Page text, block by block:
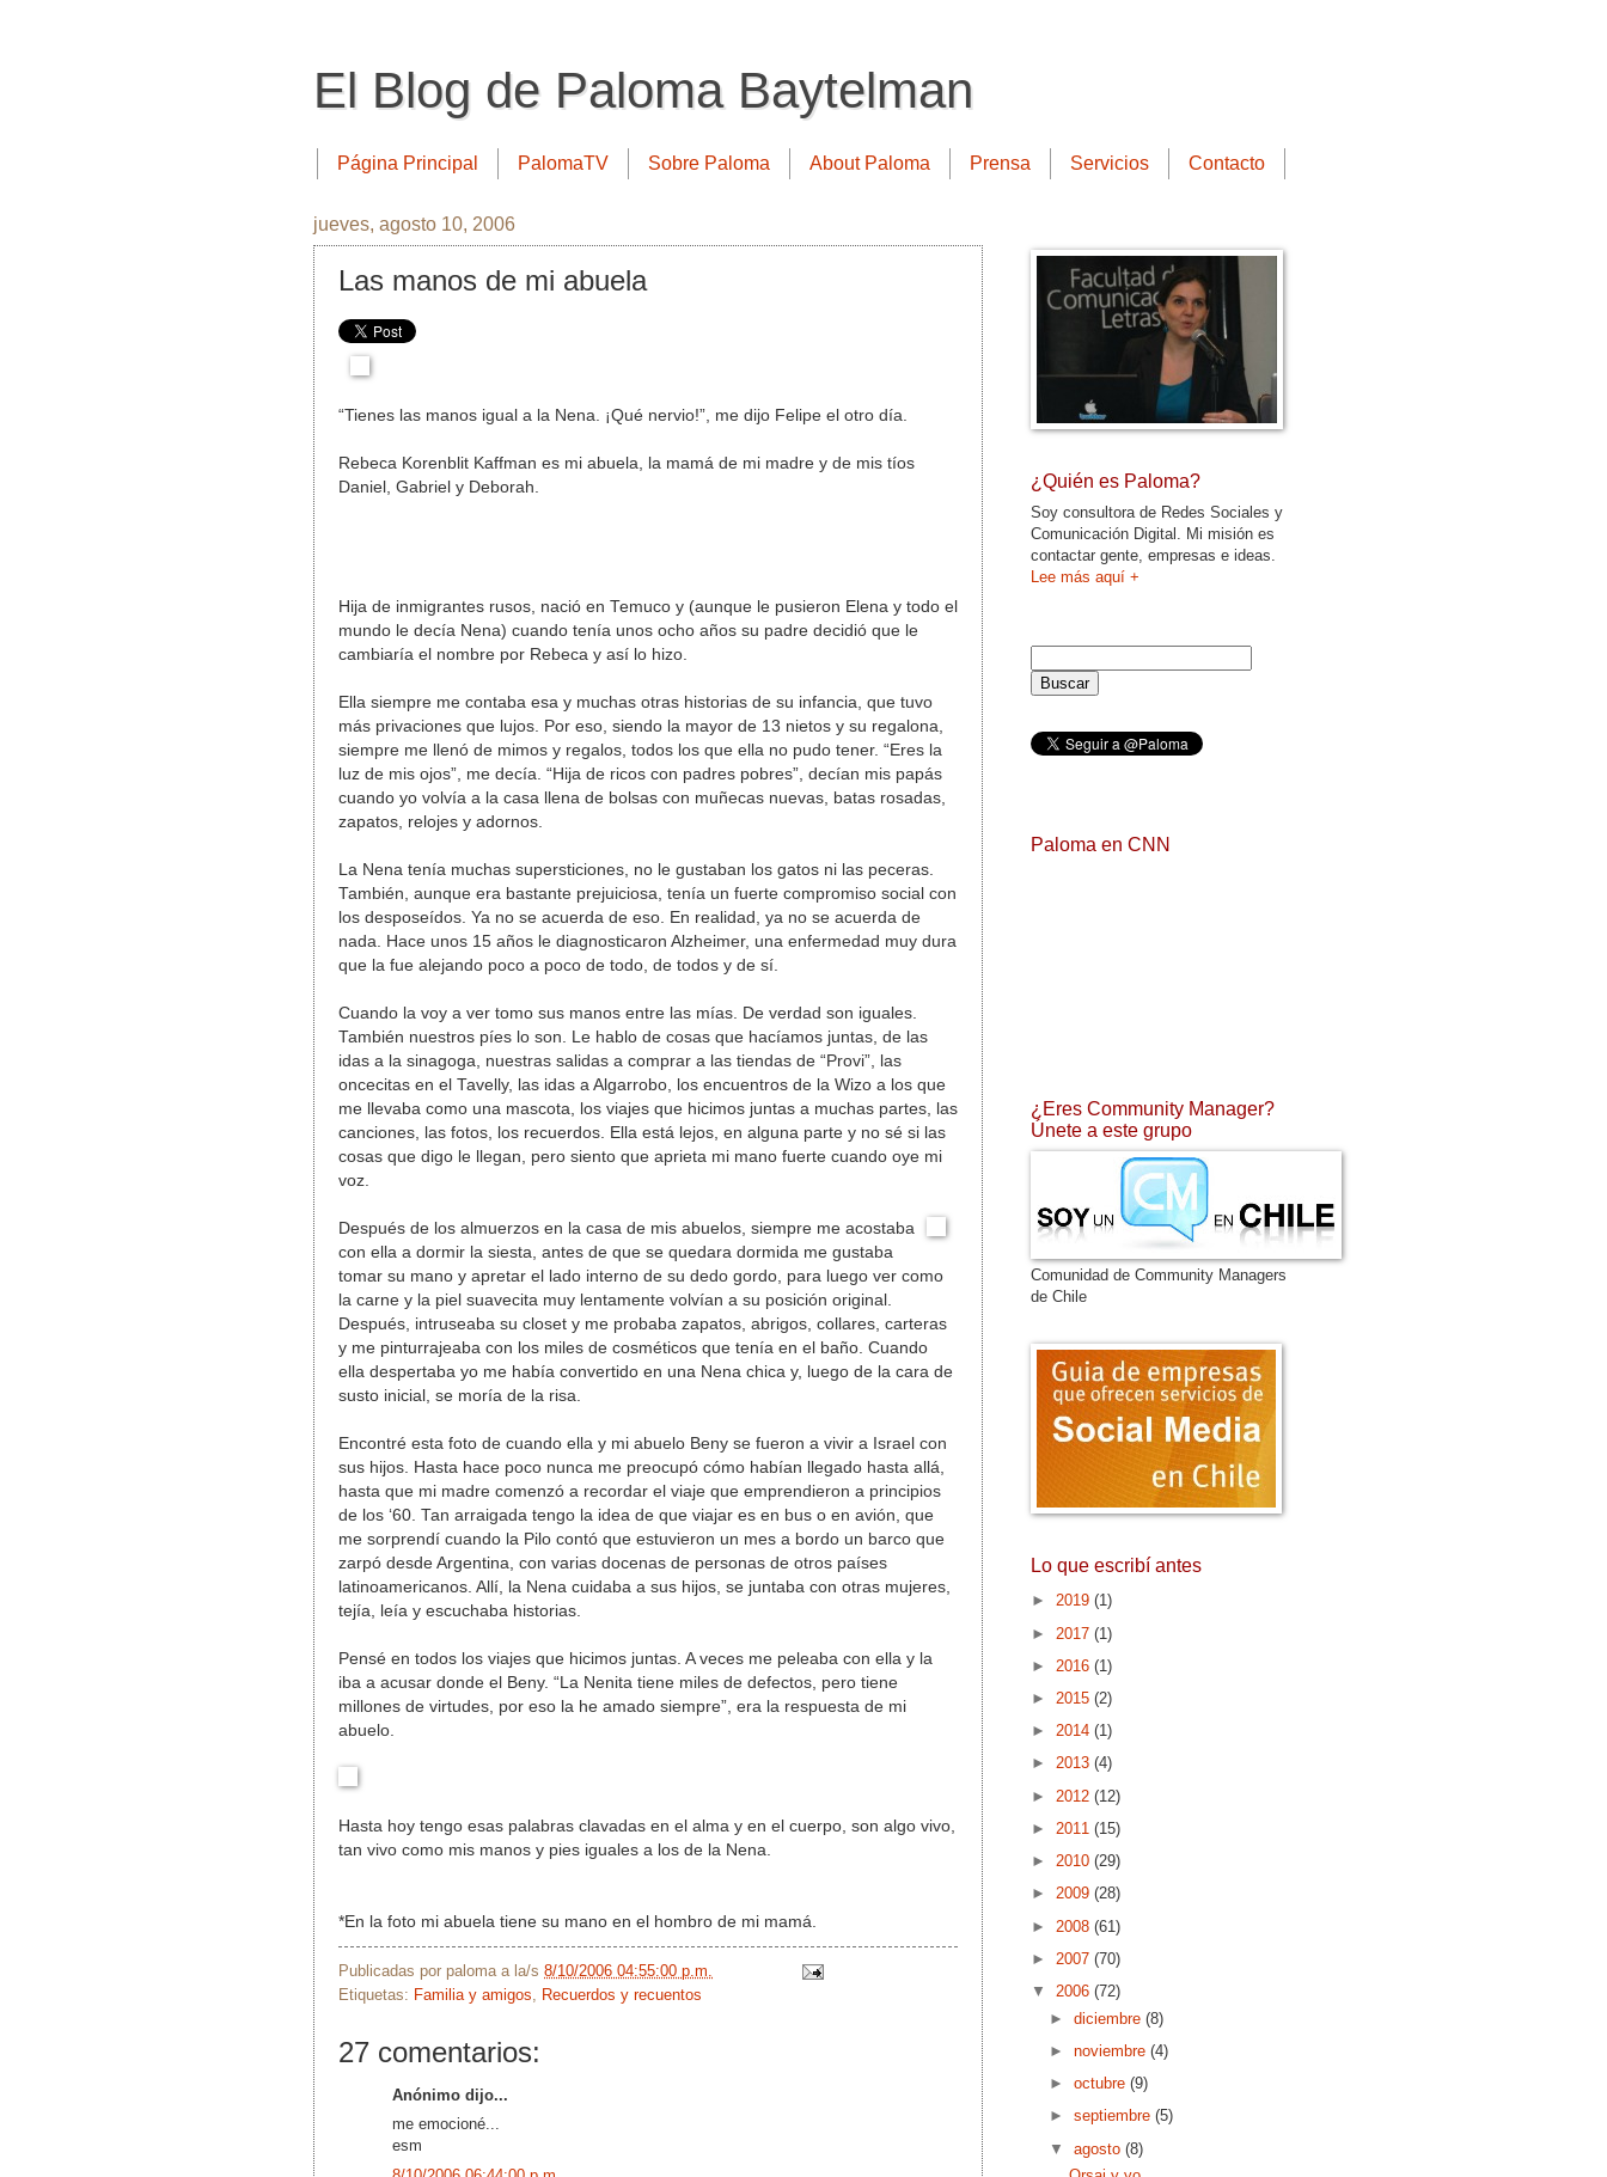
El Blog de Paloma Baytelman
Página Principal PalomaTV Sobre Paloma About Paloma Prensa Servicios Contacto
jueves, agosto 10, 2006
Las manos de mi abuela
“Tienes las manos igual a la Nena. ¡Qué nervio!”, me dijo Felipe el otro día.
Rebeca Korenblit Kaffman es mi abuela, la mamá de mi madre y de mis tíos
Daniel, Gabriel y Deborah.
Hija de inmigrantes rusos, nació en Temuco y (aunque le pusieron Elena y todo el
mundo le decía Nena) cuando tenía unos ocho años su padre decidió que le
cambiaría el nombre por Rebeca y así lo hizo.
Ella siempre me contaba esa y muchas otras historias de su infancia, que tuvo
más privaciones que lujos. Por eso, siendo la mayor de 13 nietos y su regalona,
siempre me llenó de mimos y regalos, todos los que ella no pudo tener. “Eres la
luz de mis ojos”, me decía. “Hija de ricos con padres pobres”, decían mis papás
cuando yo volvía a la casa llena de bolsas con muñecas nuevas, batas rosadas,
zapatos, relojes y adornos.
La Nena tenía muchas supersticiones, no le gustaban los gatos ni las peceras.
También, aunque era bastante prejuiciosa, tenía un fuerte compromiso social con
los desposeídos. Ya no se acuerda de eso. En realidad, ya no se acuerda de
nada. Hace unos 15 años le diagnosticaron Alzheimer, una enfermedad muy dura
que la fue alejando poco a poco de todo, de todos y de sí.
Cuando la voy a ver tomo sus manos entre las mías. De verdad son iguales.
También nuestros píes lo son. Le hablo de cosas que hacíamos juntas, de las
idas a la sinagoga, nuestras salidas a comprar a las tiendas de “Provi”, las
oncecitas en el Tavelly, las idas a Algarrobo, los encuentros de la Wizo a los que
me llevaba como una mascota, los viajes que hicimos juntas a muchas partes, las
canciones, las fotos, los recuerdos. Ella está lejos, en alguna parte y no sé si las
cosas que digo le llegan, pero siento que aprieta mi mano fuerte cuando oye mi
voz.
Después de los almuerzos en la casa de mis abuelos, siempre me acostaba
con ella a dormir la siesta, antes de que se quedara dormida me gustaba
tomar su mano y apretar el lado interno de su dedo gordo, para luego ver como
la carne y la piel suavecita muy lentamente volvían a su posición original.
Después, intruseaba su closet y me probaba zapatos, abrigos, collares, carteras
y me pinturrajeaba con los miles de cosméticos que tenía en el baño. Cuando
ella despertaba yo me había convertido en una Nena chica y, luego de la cara de
susto inicial, se moría de la risa.
Encontré esta foto de cuando ella y mi abuelo Beny se fueron a vivir a Israel con
sus hijos. Hasta hace poco nunca me preocupó cómo habían llegado hasta allá,
hasta que mi madre comenzó a recordar el viaje que emprendieron a principios
de los ‘60. Tan arraigada tengo la idea de que viajar es en bus o en avión, que
me sorprendí cuando la Pilo contó que estuvieron un mes a bordo un barco que
zarpó desde Argentina, con varias docenas de personas de otros países
latinoamericanos. Allí, la Nena cuidaba a sus hijos, se juntaba con otras mujeres,
tejía, leía y escuchaba historias.
Pensé en todos los viajes que hicimos juntas. A veces me peleaba con ella y la
iba a acusar donde el Beny. “La Nenita tiene miles de defectos, pero tiene
millones de virtudes, por eso la he amado siempre”, era la respuesta de mi
abuelo.
Hasta hoy tengo esas palabras clavadas en el alma y en el cuerpo, son algo vivo,
tan vivo como mis manos y pies iguales a los de la Nena.
*En la foto mi abuela tiene su mano en el hombro de mi mamá.
Publicadas por paloma a la/s 8/10/2006 04:55:00 p.m.
Etiquetas: Familia y amigos Recuerdos y recuentos
27 comentarios:
Anónimo dijo...
me emocioné...
esm
¿Quién es Paloma?
Soy consultora de Redes Sociales y
Comunicación Digital. Mi misión es
contactar gente, empresas e ideas.
Lee más aquí +
Paloma en CNN
¿Eres Community Manager?
Únete a este grupo
Comunidad de Community Managers
de Chile
Lo que escribí antes
► 2019 (1)
► 2017 (1)
► 2016 (1)
► 2015 (2)
► 2014 (1)
► 2013 (4)
► 2012 (12)
► 2011 (15)
► 2010 (29)
► 2009 (28)
► 2008 (61)
► 2007 (70)
▼ 2006 (72)
►diciembre(8)
►noviembre(4)
►octubre(9)
►septiembre(5)
▼agosto(8)